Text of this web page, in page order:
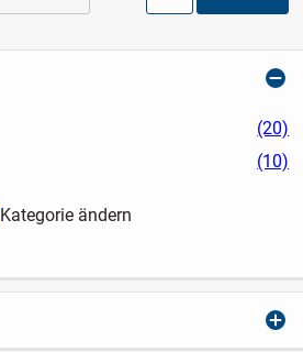
(20)
(10)
Kategorie ändern